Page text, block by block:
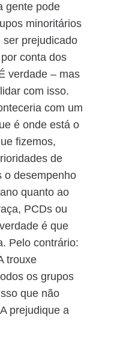
gente pode
minoritários
prejudicado
conta dos
verdade – mas
com isso.
com um
é onde está o
fizemos,
de
o desempenho
quanto ao
PCDs ou
é que
Pelo contrário:
trouxe
os grupos
que não
prejudique a